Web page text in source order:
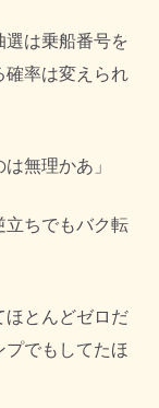
選は乗船番号を
確率は変えられ
無理かあ」
ちでもバク転
ほとんどゼロだ
でもしてたほ